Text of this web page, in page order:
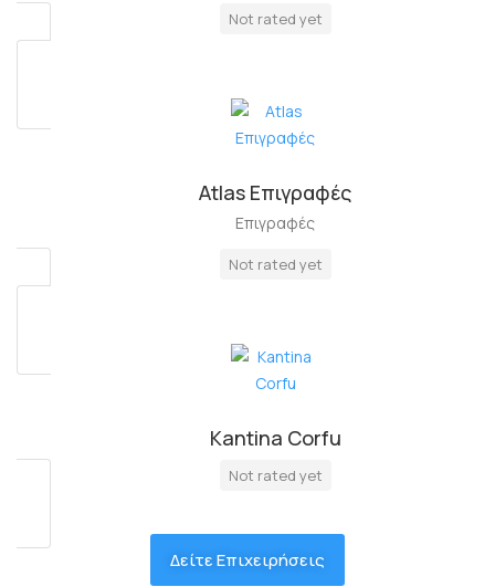
Not rated yet
Atlas Επιγραφές
Επιγραφές
Not rated yet
Kantina Corfu
Not rated yet
Δείτε Επιχειρήσεις